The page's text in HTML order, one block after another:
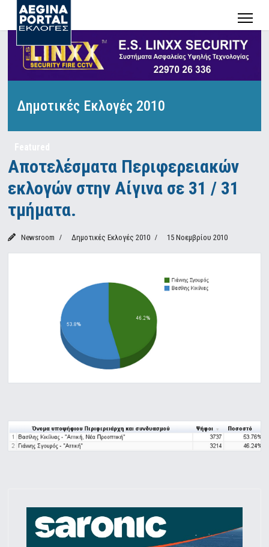
Δημοτικές Εκλογές 2010
Αποτελέσματα Περιφερειακών
εκλογών στην Αίγινα σε 31 / 31
τμήματα.
Newsroom Δημοτικές Εκλογές 2010 15 Νοεμβρίου 2010